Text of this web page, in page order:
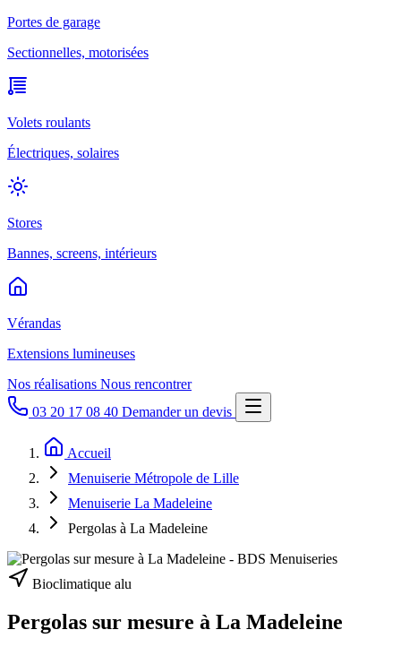
Portes de garage
Sectionnelles, motorisées
Volets roulants
Électriques, solaires
Stores
Bannes, screens, intérieurs
Vérandas
Extensions lumineuses
Nos réalisations Nous rencontrer
03 20 17 08 40 Demander un devis
Accueil
Menuiserie Métropole de Lille
Menuiserie La Madeleine
Pergolas à La Madeleine
Bioclimatique alu
Pergolas sur mesure à La Madeleine